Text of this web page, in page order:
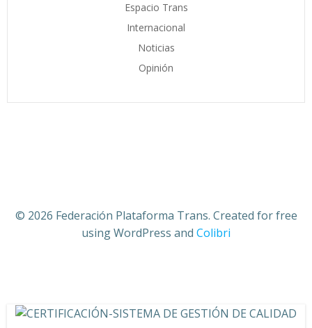
Espacio Trans
Internacional
Noticias
Opinión
© 2026 Federación Plataforma Trans. Created for free
using WordPress and Colibri